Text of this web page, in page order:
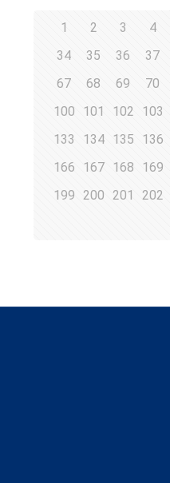
1 2 3 4
34
35 36 37
67
68 69 70
100
101 102 103
133
134 135 136
166
167 168 169
199
200 201 202